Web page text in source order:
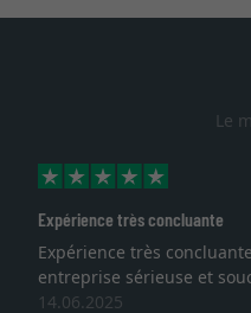
Le
Expérience très concluante
Expérience très
entreprise sérieuse et
14.06.2025